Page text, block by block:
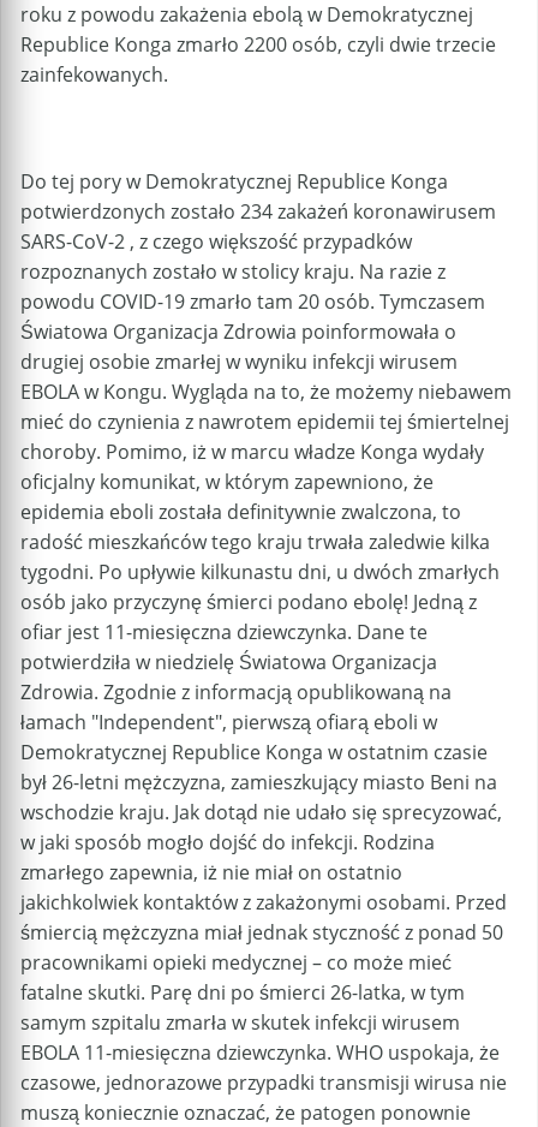
roku z powodu zakażenia ebolą w Demokratycznej
Republice Konga zmarło 2200 osób, czyli dwie trzecie
zainfekowanych.
Do tej pory w Demokratycznej Republice Konga
potwierdzonych zostało 234 zakażeń koronawirusem
SARS-CoV-2 , z czego większość przypadków
rozpoznanych zostało w stolicy kraju. Na razie z
powodu COVID-19 zmarło tam 20 osób. Tymczasem
Światowa Organizacja Zdrowia poinformowała o
drugiej osobie zmarłej w wyniku infekcji wirusem
EBOLA w Kongu. Wygląda na to, że możemy niebawem
mieć do czynienia z nawrotem epidemii tej śmiertelnej
choroby. Pomimo, iż w marcu władze Konga wydały
oficjalny komunikat, w którym zapewniono, że
epidemia eboli została definitywnie zwalczona, to
radość mieszkańców tego kraju trwała zaledwie kilka
tygodni. Po upływie kilkunastu dni, u dwóch zmarłych
osób jako przyczynę śmierci podano ebolę! Jedną z
ofiar jest 11-miesięczna dziewczynka. Dane te
potwierdziła w niedzielę Światowa Organizacja
Zdrowia. Zgodnie z informacją opublikowaną na
łamach "Independent", pierwszą ofiarą eboli w
Demokratycznej Republice Konga w ostatnim czasie
był 26-letni mężczyzna, zamieszkujący miasto Beni na
wschodzie kraju. Jak dotąd nie udało się sprecyzować,
w jaki sposób mogło dojść do infekcji. Rodzina
zmarłego zapewnia, iż nie miał on ostatnio
jakichkolwiek kontaktów z zakażonymi osobami. Przed
śmiercią mężczyzna miał jednak styczność z ponad 50
pracownikami opieki medycznej – co może mieć
fatalne skutki. Parę dni po śmierci 26-latka, w tym
samym szpitalu zmarła w skutek infekcji wirusem
EBOLA 11-miesięczna dziewczynka. WHO uspokaja, że
czasowe, jednorazowe przypadki transmisji wirusa nie
muszą koniecznie oznaczać, że patogen ponownie